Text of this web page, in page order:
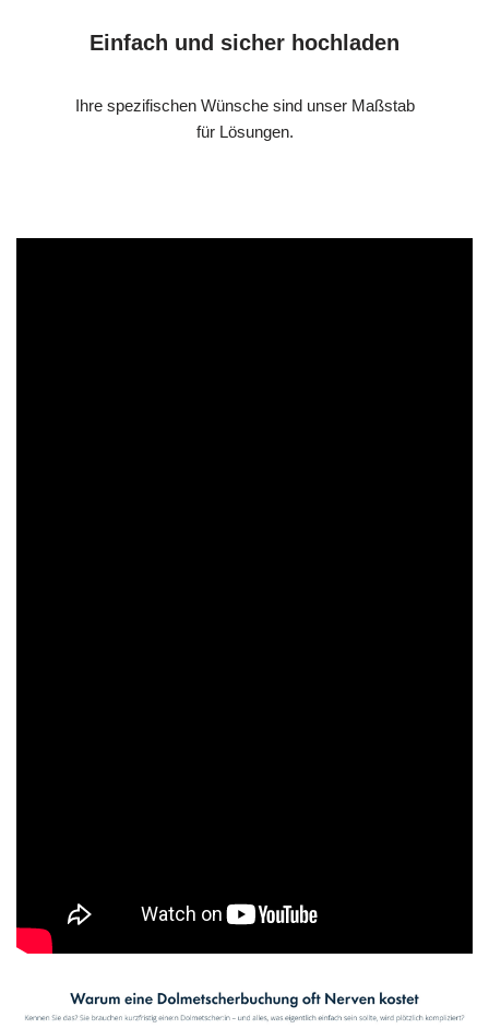
Einfach und sicher hochladen
Ihre spezifischen Wünsche sind unser Maßstab
für Lösungen.